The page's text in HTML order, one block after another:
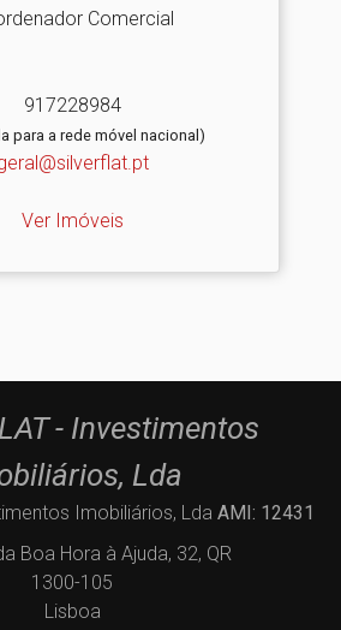
Comercial
917228984
para a rede móvel nacional)
Ver Imóveis
- Investimentos
Lda
Imobiliários, Lda AMI: 12431
Boa Hora à Ajuda, 32, QR
1300-105
Lisboa